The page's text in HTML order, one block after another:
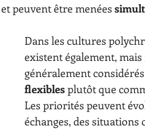
peuvent être menées
Dans les cultures
existent également,
généralement
flexibles plutôt que
Les priorités peuvent
échanges, des situations